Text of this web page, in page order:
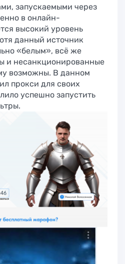
запускаемыми через
в онлайн-
высокий уровень
данный источник
«белым», всё же
и несанкционированные
возможны. В данном
прокси для своих
успешно запустить